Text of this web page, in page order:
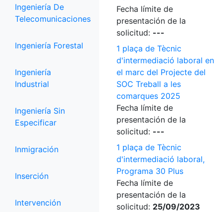
Ingeniería De
Telecomunicaciones
Ingeniería Forestal
Ingeniería
Industrial
Ingeniería Sin
Especificar
Inmigración
Inserción
Intervención
Fecha límite de
presentación de la
solicitud: ---
1 plaça de Tècnic
d'intermediació laboral en
el marc del Projecte del
SOC Treball a les
comarques 2025
Fecha límite de
presentación de la
solicitud: ---
1 plaça de Tècnic
d'intermediació laboral,
Programa 30 Plus
Fecha límite de
presentación de la
solicitud: 25/09/2023